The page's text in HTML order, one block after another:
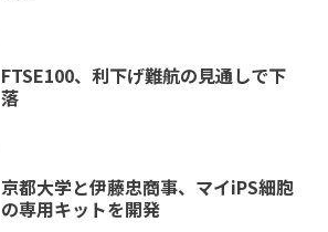
FTSE100、利下げ難航の見通しで下
落
京都大学と伊藤忠商事、マイiPS細胞
の専用キットを開発